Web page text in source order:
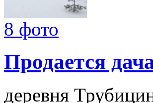
8 фото
Продается
деревня